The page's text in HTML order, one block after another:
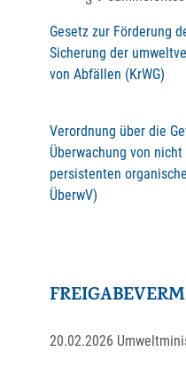
Gesetz zur Förderung
Sicherung der
von Abfällen (KrWG)
Verordnung über die
Überwachung von
persistenten
ÜberwV)
20.02.2026